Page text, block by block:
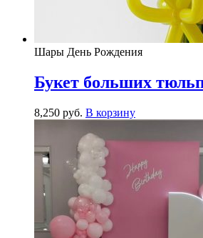
Шары День Рождения
Букет больших
8,250 руб. В корзину